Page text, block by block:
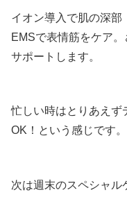
イオン導入で肌の深部
EMSで表情筋をケア
サポートします。
忙しい時はとりあえず
OK！という感じです。
次は週末のスペシャル